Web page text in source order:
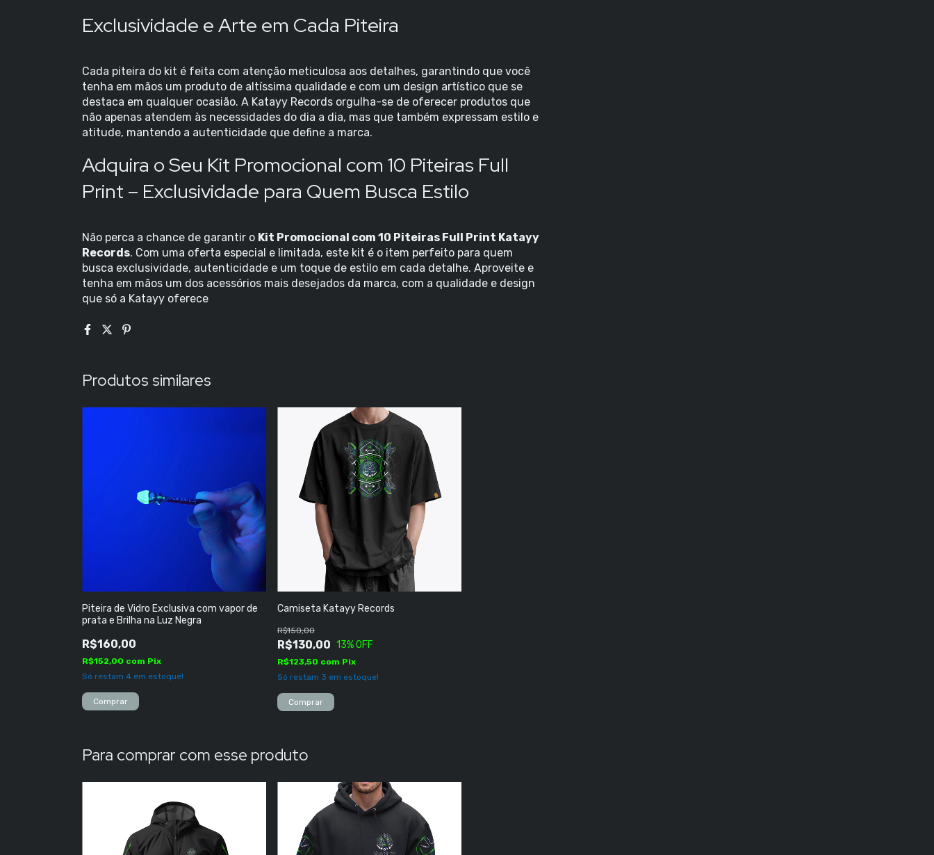
Exclusividade e Arte em Cada Piteira
Cada piteira do kit é feita com atenção meticulosa aos detalhes, garantindo que você
tenha em mãos um produto de altíssima qualidade e com um design artístico que se
destaca em qualquer ocasião. A Katayy Records orgulha-se de oferecer produtos que
não apenas atendem às necessidades do dia a dia, mas que também expressam estilo e
atitude, mantendo a autenticidade que define a marca.
Adquira o Seu Kit Promocional com 10 Piteiras Full
Print – Exclusividade para Quem Busca Estilo
Não perca a chance de garantir o Kit Promocional com 10 Piteiras Full Print Katayy
Records. Com uma oferta especial e limitada, este kit é o item perfeito para quem
busca exclusividade, autenticidade e um toque de estilo em cada detalhe. Aproveite e
tenha em mãos um dos acessórios mais desejados da marca, com a qualidade e design
que só a Katayy oferece
Produtos similares
Piteira de Vidro Exclusiva com vapor de
prata e Brilha na Luz Negra
R$160,00
R$152,00 com Pix
Só restam 4 em estoque!
Camiseta Katayy Records
R$130,00
R$150,00
13% OFF
R$123,50 com Pix
Só restam 3 em estoque!
Comprar
Para comprar com esse produto